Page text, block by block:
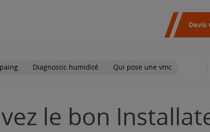
Devis
Diagnostic humidité Qui pose une vmc
le bon